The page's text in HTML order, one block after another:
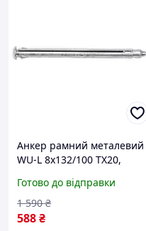
Анкер рамний металевий
WU-L 8x132/100 TX20,
WURTH ( арт. 0910428132 )
Готово до відправки
588₴
1 590 ₴